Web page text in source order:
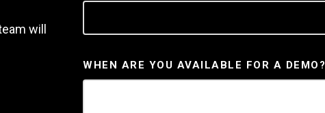
WHEN ARE YOU AVAILABLE FOR A DEMO?
will